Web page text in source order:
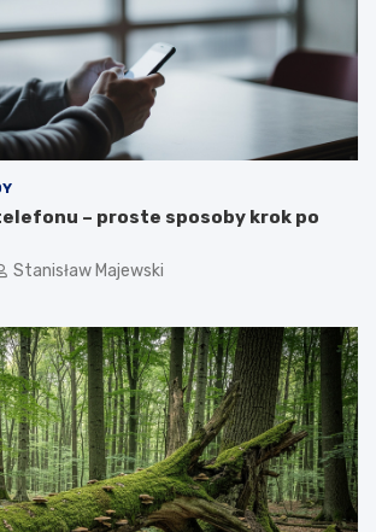
– proste sposoby krok po
Stanisław Majewski